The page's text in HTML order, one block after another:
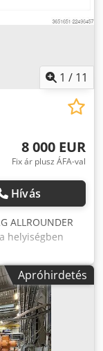
1 / 11
8 000 EUR
Fix ár plusz ÁFA-val
Hívás
ALLROUNDER
helyiségben
€
Apróhirdetés